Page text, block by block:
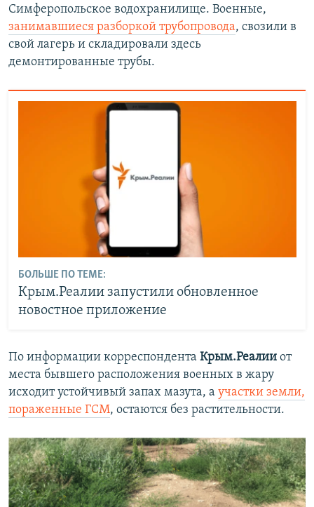
Симферопольское водохранилище. Военные,
занимавшиеся разборкой трубопровода, свозили в
свой лагерь и складировали здесь
демонтированные трубы.
БОЛЬШЕ ПО ТЕМЕ:
Крым.Реалии запустили обновленное
новостное приложение
По информации корреспондента Крым.Реалии от
места бывшего расположения военных в жару
исходит устойчивый запах мазута, а участки земли,
пораженные ГСМ, остаются без растительности.